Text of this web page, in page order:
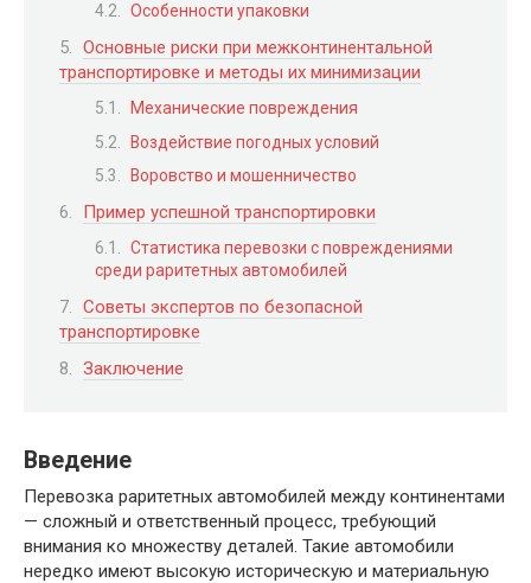
Особенности упаковки
Основные риски при межконтинентальной
транспортировке и методы их минимизации
Механические повреждения
Воздействие погодных условий
Воровство и мошенничество
Пример успешной транспортировки
Статистика перевозки с повреждениями
среди раритетных автомобилей
Советы экспертов по безопасной
транспортировке
Заключение
Введение
Перевозка раритетных автомобилей между континентами
— сложный и ответственный процесс, требующий
внимания ко множеству деталей. Такие автомобили
нередко имеют высокую историческую и материальную